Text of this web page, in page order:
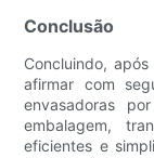
Conclusão
Concluindo,
afirmar com
envasadoras
embalagem,
eficientes e